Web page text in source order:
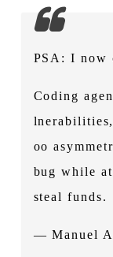
PSA: I now
Coding
oo
bug while
steal funds.
— Manuel